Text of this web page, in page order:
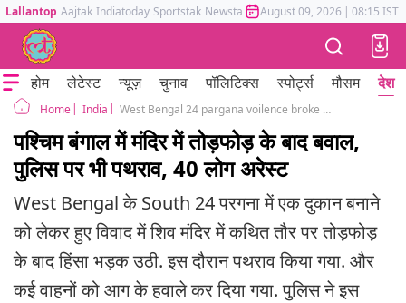
Lallantop Aajtak Indiatoday Sportstak Newstak Mumbai Tak Astrotak
August 09, 2026 | 08:15 IST
होम लेटेस्ट न्यूज़ चुनाव पॉलिटिक्स स्पोर्ट्स मौसम देश
Home India West Bengal 24 pargana voilence broke between two groups alleged temple vandalisation
पश्चिम बंगाल में मंदिर में तोड़फोड़ के बाद बवाल,
पुलिस पर भी पथराव, 40 लोग अरेस्ट
West Bengal के South 24 परगना में एक दुकान बनाने
को लेकर हुए विवाद में शिव मंदिर में कथित तौर पर तोड़फोड़
के बाद हिंसा भड़क उठी. इस दौरान पथराव किया गया. और
कई वाहनों को आग के हवाले कर दिया गया. पुलिस ने इस